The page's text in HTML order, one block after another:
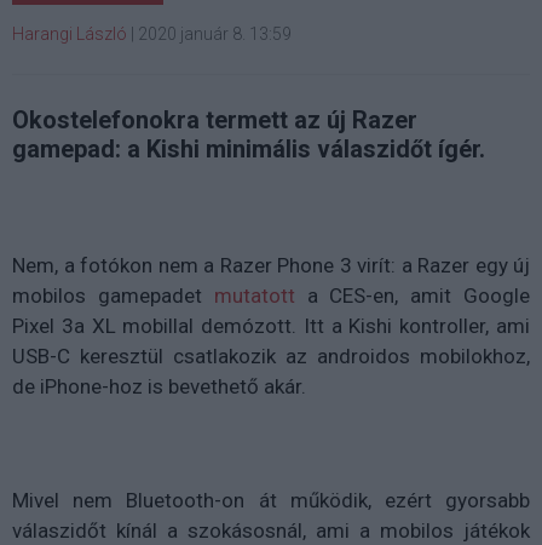
Harangi László | 2020 január 8. 13:59
Okostelefonokra termett az új Razer
gamepad: a Kishi minimális válaszidőt ígér.
Nem, a fotókon nem a Razer Phone 3 virít: a Razer egy új
mobilos gamepadet mutatott a CES-en, amit Google
Pixel 3a XL mobillal demózott. Itt a Kishi kontroller, ami
USB-C keresztül csatlakozik az androidos mobilokhoz,
de iPhone-hoz is bevethető akár.
Mivel nem Bluetooth-on át működik, ezért gyorsabb
válaszidőt kínál a szokásosnál, ami a mobilos játékok